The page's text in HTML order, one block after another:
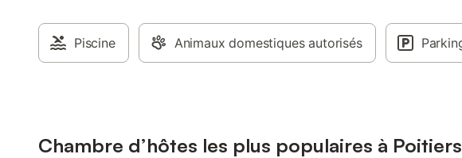
Piscine Animaux domestiques autorisés
Chambre d’hôtes les plus populaires à Poitiers